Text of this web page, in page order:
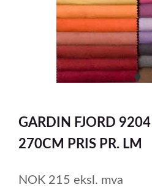
item
of
1
GARDIN FJORD
270CM PRIS PR. LM
NOK 215 eksl. mva